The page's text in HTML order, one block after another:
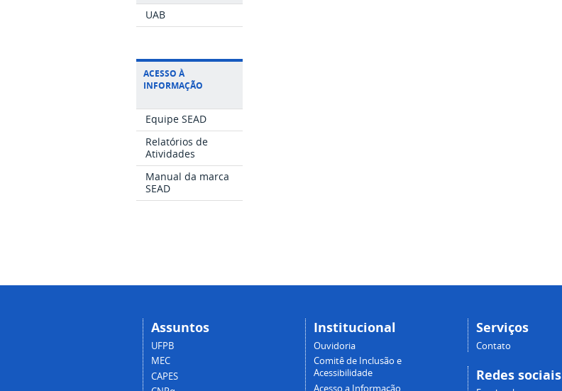
UAB
ACESSO À
INFORMAÇÃO
Equipe SEAD
Relatórios de
Atividades
Manual da marca
SEAD
Assuntos
UFPB
MEC
CAPES
Institucional
Ouvidoria
Comitê de Inclusão e
Acessibilidade
Acesso a Informação
Serviços
Contato
Redes sociais